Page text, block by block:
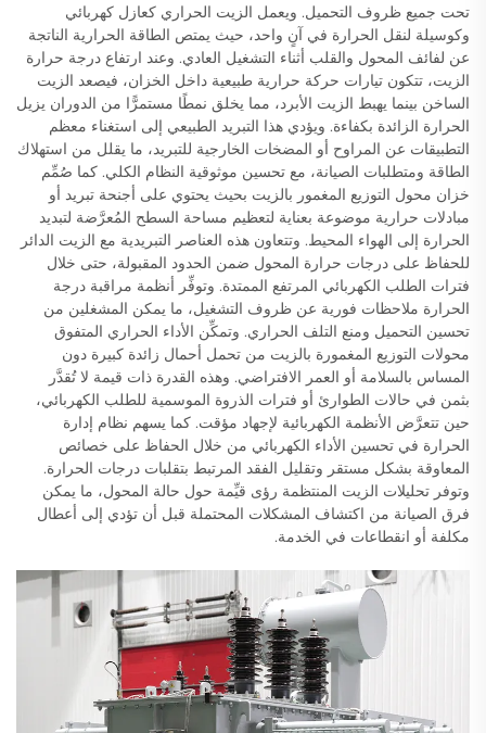
تحت جميع ظروف التحميل. ويعمل الزيت الحراري كعازل كهربائي
وكوسيلة لنقل الحرارة في آنٍ واحد، حيث يمتص الطاقة الحرارية الناتجة
عن لفائف المحول والقلب أثناء التشغيل العادي. وعند ارتفاع درجة حرارة
الزيت، تتكون تيارات حركة حرارية طبيعية داخل الخزان، فيصعد الزيت
الساخن بينما يهبط الزيت الأبرد، مما يخلق نمطًا مستمرًّا من الدوران يزيل
الحرارة الزائدة بكفاءة. ويؤدي هذا التبريد الطبيعي إلى استغناء معظم
التطبيقات عن المراوح أو المضخات الخارجية للتبريد، ما يقلل من استهلاك
الطاقة ومتطلبات الصيانة، مع تحسين موثوقية النظام الكلي. كما صُمِّم
خزان محول التوزيع المغمور بالزيت بحيث يحتوي على أجنحة تبريد أو
مبادلات حرارية موضوعة بعناية لتعظيم مساحة السطح المُعرَّضة لتبديد
الحرارة إلى الهواء المحيط. وتتعاون هذه العناصر التبريدية مع الزيت الدائر
للحفاظ على درجات حرارة المحول ضمن الحدود المقبولة، حتى خلال
فترات الطلب الكهربائي المرتفع الممتدة. وتوفِّر أنظمة مراقبة درجة
الحرارة ملاحظات فورية عن ظروف التشغيل، ما يمكن المشغلين من
تحسين التحميل ومنع التلف الحراري. وتمكِّن الأداء الحراري المتفوق
محولات التوزيع المغمورة بالزيت من تحمل أحمال زائدة كبيرة دون
المساس بالسلامة أو العمر الافتراضي. وهذه القدرة ذات قيمة لا تُقدَّر
بثمن في حالات الطوارئ أو فترات الذروة الموسمية للطلب الكهربائي،
حين تتعرَّض الأنظمة الكهربائية لإجهاد مؤقت. كما يسهم نظام إدارة
الحرارة في تحسين الأداء الكهربائي من خلال الحفاظ على خصائص
المعاوقة بشكل مستقر وتقليل الفقد المرتبط بتقلبات درجات الحرارة.
وتوفر تحليلات الزيت المنتظمة رؤى قيِّمة حول حالة المحول، ما يمكن
فرق الصيانة من اكتشاف المشكلات المحتملة قبل أن تؤدي إلى أعطال
مكلفة أو انقطاعات في الخدمة.